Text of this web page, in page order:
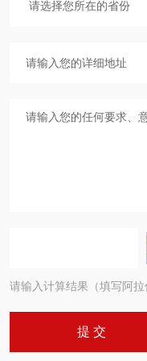
请输入计算结果（填写阿